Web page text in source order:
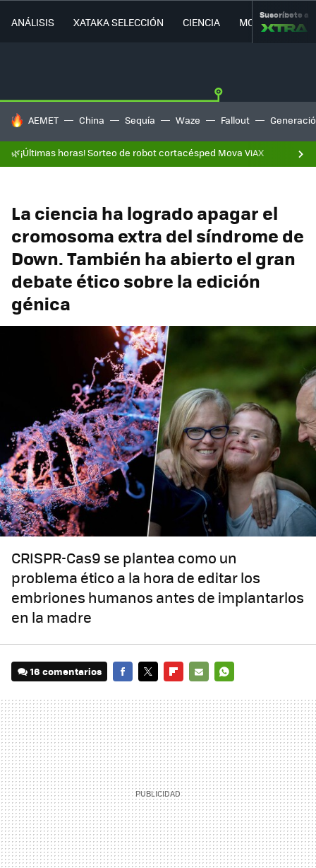
ANÁLISIS XATAKA SELECCIÓN CIENCIA MOVILIDAD
Suscríbete a
HOY SE HABLA DE
AEMET China Sequía Waze Fallout
🌿¡Últimas horas! Sorteo de robot cortacésped Mova ViAX
La ciencia ha logrado apagar el
cromosoma extra del síndrome de
Down. También ha abierto el gran
debate ético sobre la edición
génica
CRISPR-Cas9 se plantea como un
problema ético a la hora de editar los
embriones humanos antes de implantarlos
en la madre
16 comentarios
MAIL